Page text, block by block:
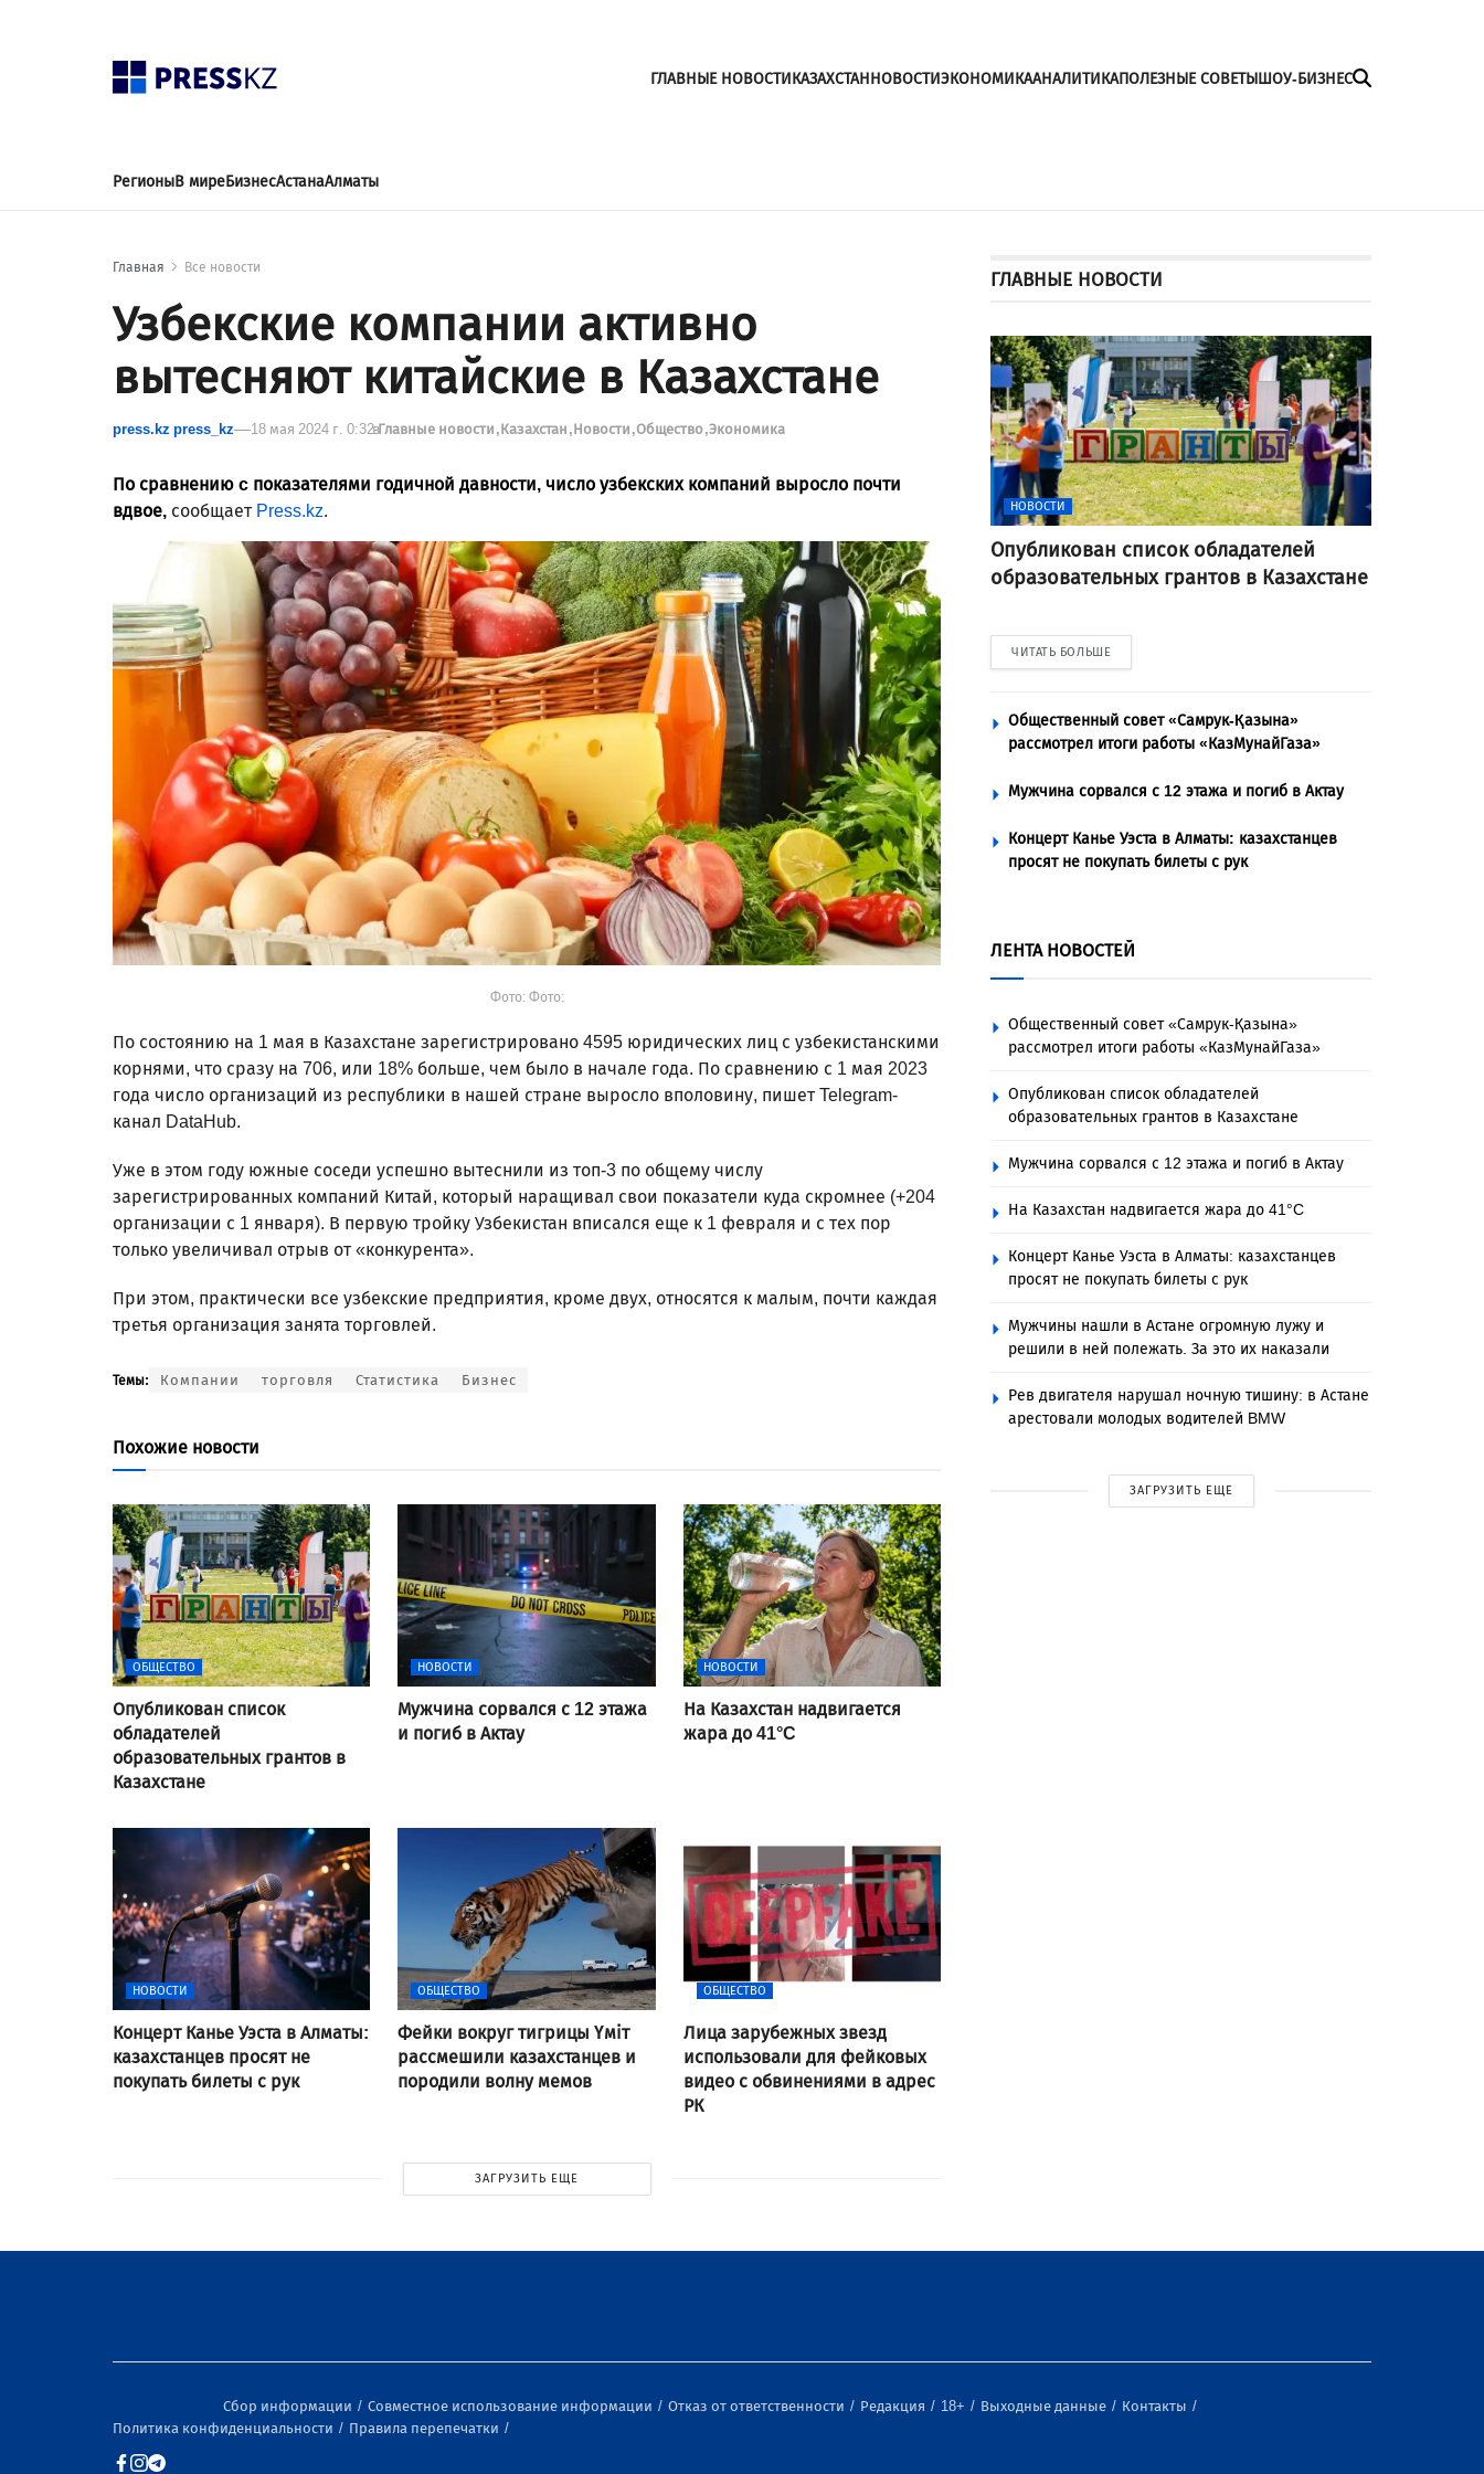
ГЛАВНЫЕ НОВОСТИКАЗАХСТАННОВОСТИЭКОНОМИКААНАЛИТИКАПОЛЕЗНЫЕ СОВЕТЫШОУ-БИЗНЕС
РегионыВ миреБизнесАстанаАлматы
Главная Все новости
Узбекские компании активно
вытесняют китайские в Казахстане
press.kz press_kz 18 мая 2024 г. 0:32вГлавные новости Казахстан НовостиОбществоЭкономика
По сравнению c показателями годичной давности, число узбекских компаний выросло почти
вдвое, сообщает Press.kz.
Фото: Фото:
По состоянию на 1 мая в Казахстане зарегистрировано 4595 юридических лиц с узбекистанскими
корнями, что сразу на 706, или 18% больше, чем было в начале года. По сравнению с 1 мая 2023
года число организаций из республики в нашей стране выросло вполовину, пишет Telegram-
канал DataHub.
Уже в этом году южные соседи успешно вытеснили из топ-3 по общему числу
зарегистрированных компаний Китай, который наращивал свои показатели куда скромнее (+204
организации с 1 января). В первую тройку Узбекистан вписался еще к 1 февраля и с тех пор
только увеличивал отрыв от «конкурента».
При этом, практически все узбекские предприятия, кроме двух, относятся к малым, почти каждая
третья организация занята торговлей.
Темы: Компании торговля Статистика Бизнес
Похожие новости
ОБЩЕСТВО
Опубликован список
обладателей
образовательных грантов в
Казахстане
НОВОСТИ
Мужчина сорвался с 12 этажа
и погиб в Актау
НОВОСТИ
На Казахстан надвигается
жара до 41°C
НОВОСТИ
Концерт Канье Уэста в Алматы:
казахстанцев просят не
покупать билеты с рук
ОБЩЕСТВО
Фейки вокруг тигрицы Үміт
рассмешили казахстанцев и
породили волну мемов
ОБЩЕСТВО
Лица зарубежных звезд
использовали для фейковых
видео с обвинениями в адрес
РК
ЗАГРУЗИТЬ ЕЩЕ
ГЛАВНЫЕ НОВОСТИ
НОВОСТИ
Опубликован список обладателей
образовательных грантов в Казахстане
ЧИТАТЬ БОЛЬШЕ
Общественный совет «Самрук-Қазына»
рассмотрел итоги работы «КазМунайГаза»
Мужчина сорвался с 12 этажа и погиб в Актау
Концерт Канье Уэста в Алматы: казахстанцев
просят не покупать билеты с рук
ЛЕНТА НОВОСТЕЙ
Общественный совет «Самрук-Қазына»
рассмотрел итоги работы «КазМунайГаза»
Опубликован список обладателей
образовательных грантов в Казахстане
Мужчина сорвался с 12 этажа и погиб в Актау
На Казахстан надвигается жара до 41°C
Концерт Канье Уэста в Алматы: казахстанцев
просят не покупать билеты с рук
Мужчины нашли в Астане огромную лужу и
решили в ней полежать. За это их наказали
Рев двигателя нарушал ночную тишину: в Астане
арестовали молодых водителей BMW
ЗАГРУЗИТЬ ЕЩЕ
Сбор информации Совместное использование информации Отказ от ответственности Редакция 18+ Выходные данные
Контакты
Политика конфиденциальности
Правила перепечатки